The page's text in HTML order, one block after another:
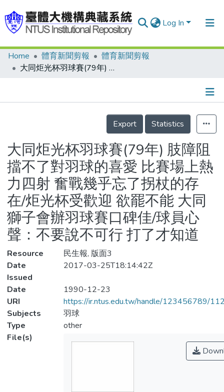
Log In
Communities & Collections
Statistics
Home 體育新聞剪報
體育新聞剪報
大同炬光杯羽球賽(79年) 肢障阻擋不了對羽球的喜愛 比賽場上熱力四射 奮戰幾乎忘了拐杖的存在/炬光杯受歡迎 欲罷不能 大同獅子會辦羽球賽口碑佳/球員心聲：不要說不可行 打了才知道
Details
Export
Statistics
大同炬光杯羽球賽(79年) 肢障阻
擋不了對羽球的喜愛 比賽場上熱
力四射 奮戰幾乎忘了拐杖的存
在/炬光杯受歡迎 欲罷不能 大同
獅子會辦羽球賽口碑佳/球員心
聲：不要說不可行 打了才知道
Resource
民生報, 版面3
Date
Issued
2017-03-25T18:14:42Z
Date
1990-12-23
URI
https://ir.ntus.edu.tw/handle/123456789/
Subjects
羽球
Type
other
File(s)